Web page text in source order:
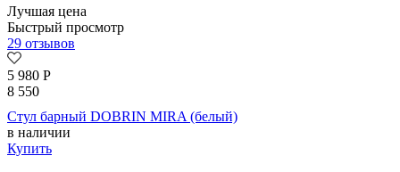
Лучшая цена
Быстрый просмотр
29 отзывов
5 980 Р
8 550
Стул барный DOBRIN MIRA (белый)
в наличии
Купить